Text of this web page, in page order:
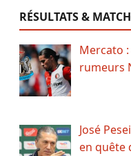
RÉSULTATS &
Mercato
rumeurs
José
en quête